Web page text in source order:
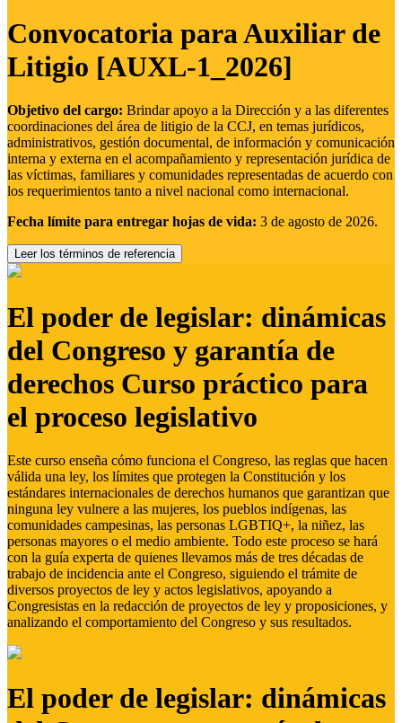
Convocatoria para Auxiliar de
Litigio [AUXL-1_2026]
Objetivo del cargo: Brindar apoyo a la Dirección y a las diferentes
coordinaciones del área de litigio de la CCJ, en temas jurídicos,
administrativos, gestión documental, de información y comunicación
interna y externa en el acompañamiento y representación jurídica de
las víctimas, familiares y comunidades representadas de acuerdo con
los requerimientos tanto a nivel nacional como internacional.
Fecha límite para entregar hojas de vida: 3 de agosto de 2026.
Leer los términos de referencia
El poder de legislar: dinámicas
del Congreso y garantía de
derechos Curso práctico para
el proceso legislativo
Este curso enseña cómo funciona el Congreso, las reglas que hacen
válida una ley, los límites que protegen la Constitución y los
estándares internacionales de derechos humanos que garantizan que
ninguna ley vulnere a las mujeres, los pueblos indígenas, las
comunidades campesinas, las personas LGBTIQ+, la niñez, las
personas mayores o el medio ambiente. Todo este proceso se hará
con la guía experta de quienes llevamos más de tres décadas de
trabajo de incidencia ante el Congreso, siguiendo el trámite de
diversos proyectos de ley y actos legislativos, apoyando a
Congresistas en la redacción de proyectos de ley y proposiciones, y
analizando el comportamiento del Congreso y sus resultados.
El poder de legislar: dinámicas